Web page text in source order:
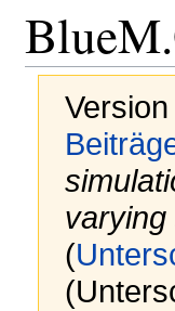
varying
(